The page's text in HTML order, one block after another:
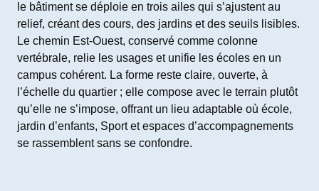
le bâtiment se déploie en trois ailes qui s’ajustent au
relief, créant des cours, des jardins et des seuils lisibles.
Le chemin Est-Ouest, conservé comme colonne
vertébrale, relie les usages et unifie les écoles en un
campus cohérent. La forme reste claire, ouverte, à
l’échelle du quartier ; elle compose avec le terrain plutôt
qu’elle ne s’impose, offrant un lieu adaptable où école,
jardin d’enfants, Sport et espaces d’accompagnements
se rassemblent sans se confondre.